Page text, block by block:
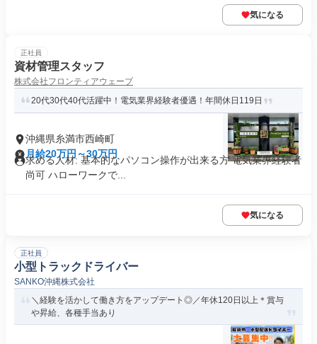
気になる
正社員
資材管理スタッフ
株式会社フロンティアウェーブ
20代30代40代活躍中！電気業界経験者優遇！年間休日119日
沖縄県糸満市西崎町
月給20万円～30万円
求める人材: 基本的なパソコン操作が出来る方 電気業界経験者
尚可 ハローワークで...
気になる
正社員
小型トラックドライバー
SANKO沖縄株式会社
＼経験を活かして働き方をアップデート◎／年休120日以上＊賞与
や昇給、各種手当あり